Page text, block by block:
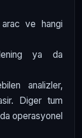
ve hangi
ya da
analizler,
Diger tum
operasyonel